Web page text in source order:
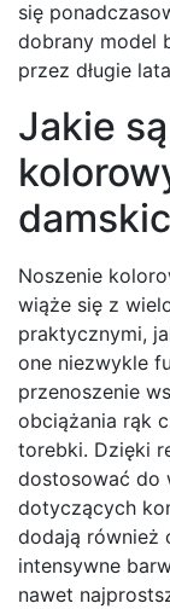
się
dobrany model
przez długie
Jakie
Noszenie
wiąże się z
praktycznymi,
one niezwykle
przenoszenie
obciążania rąk
torebki. Dzięki
dostosować do
dotyczących
dodają również
intensywne
nawet